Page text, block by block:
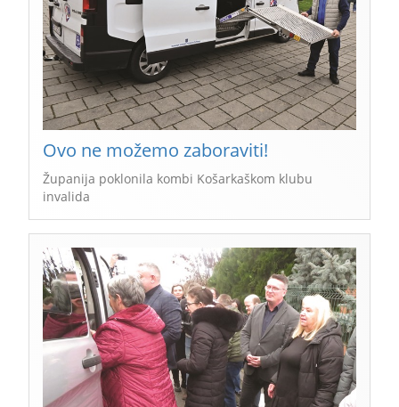
Ovo ne možemo zaboraviti!
Županija poklonila kombi Košarkaškom klubu
invalida